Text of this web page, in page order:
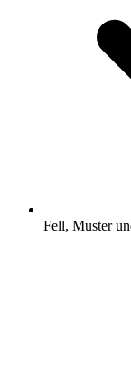
Fell, Muster